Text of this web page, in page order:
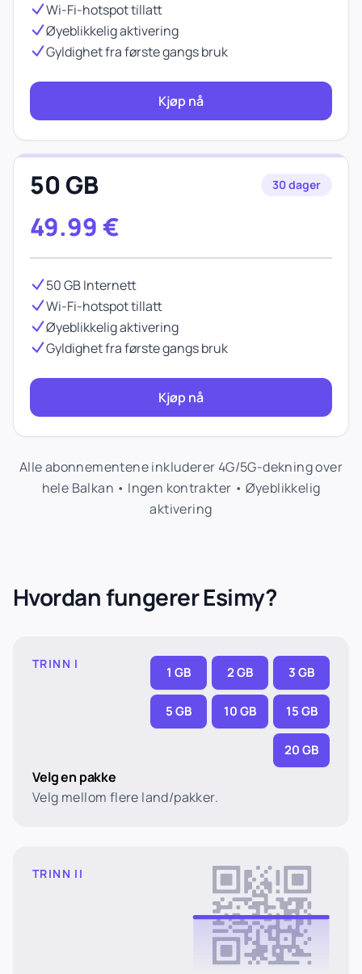
Wi-Fi-hotspot tillatt
Øyeblikkelig aktivering
Gyldighet fra første gangs bruk
Kjøp nå
50 GB 30 dager
49.99 €
50 GB Internett
Wi-Fi-hotspot tillatt
Øyeblikkelig aktivering
Gyldighet fra første gangs bruk
Kjøp nå
Alle abonnementene inkluderer 4G/5G-dekning over
hele Balkan • Ingen kontrakter • Øyeblikkelig
aktivering
Hvordan fungerer Esimy?
TRINN I
1 GB 2 GB 3 GB
5 GB 10 GB 15 GB
20 GB
Velg en pakke
Velg mellom flere land/pakker.
TRINN II